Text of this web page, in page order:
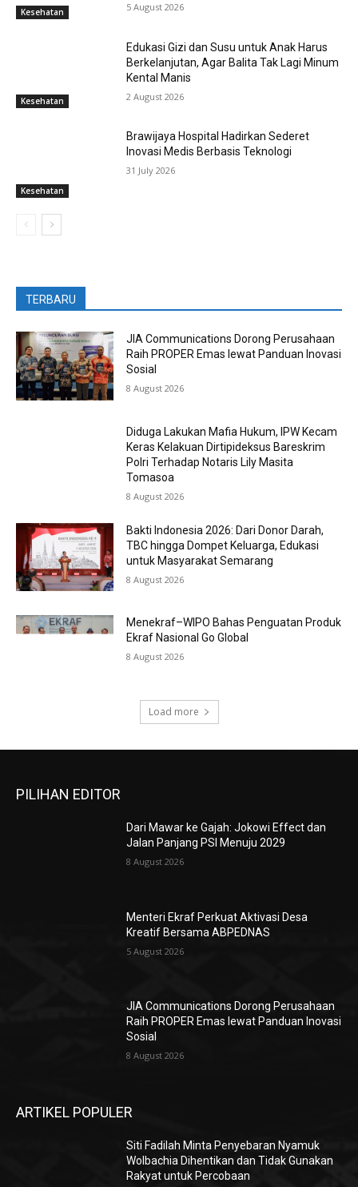
Kesehatan 5 August 2026
Kesehatan
Edukasi Gizi dan Susu untuk Anak Harus
Berkelanjutan, Agar Balita Tak Lagi Minum
Kental Manis
2 August 2026
Kesehatan
Brawijaya Hospital Hadirkan Sederet
Inovasi Medis Berbasis Teknologi
31 July 2026
TERBARU
JIA Communications Dorong Perusahaan
Raih PROPER Emas lewat Panduan Inovasi
Sosial
8 August 2026
Diduga Lakukan Mafia Hukum, IPW Kecam
Keras Kelakuan Dirtipideksus Bareskrim
Polri Terhadap Notaris Lily Masita
Tomasoa
8 August 2026
Bakti Indonesia 2026: Dari Donor Darah,
TBC hingga Dompet Keluarga, Edukasi
untuk Masyarakat Semarang
8 August 2026
Menekraf–WIPO Bahas Penguatan Produk
Ekraf Nasional Go Global
8 August 2026
Load more
PILIHAN EDITOR
Dari Mawar ke Gajah: Jokowi Effect dan
Jalan Panjang PSI Menuju 2029
8 August 2026
Menteri Ekraf Perkuat Aktivasi Desa
Kreatif Bersama ABPEDNAS
5 August 2026
JIA Communications Dorong Perusahaan
Raih PROPER Emas lewat Panduan Inovasi
Sosial
8 August 2026
ARTIKEL POPULER
Siti Fadilah Minta Penyebaran Nyamuk
Wolbachia Dihentikan dan Tidak Gunakan
Rakyat untuk Percobaan